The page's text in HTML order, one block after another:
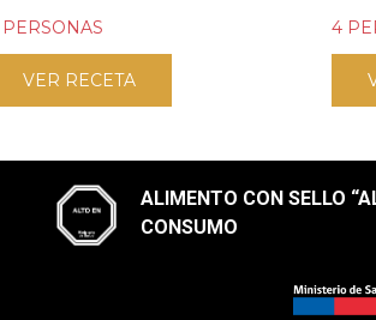
VER RECETA
4
ALIMENTO CON SELLO
CONSUMO​